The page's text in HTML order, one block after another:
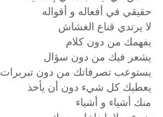
حقيقي في أفعاله و أقواله
لا يرتدي قناع الغشاش
يفهمك من دون كلام
يشعر فيك من دون سؤال
يستوعب تصرفاتك من دون تبريرات
يعطيك كل شيء دون أن يأخذ
منك أشياء و أشياء